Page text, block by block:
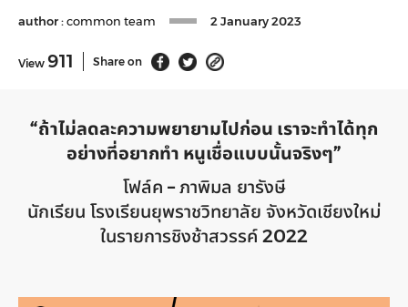
author :common team 2 January 2023
View 911 Share on
“ถ้าไม่ลดละความพยายามไปก่อน เราจะทำได้ทุก
อย่างที่อยากทำ หนูเชื่อแบบนั้นจริงๆ”
โฟล์ค – ภาพิมล ยารังษี
นักเรียน โรงเรียนยุพราชวิทยาลัย จังหวัดเชียงใหม่
ในรายการชิงช้าสวรรค์ 2022